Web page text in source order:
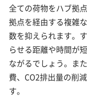
全ての荷物をハブ拠
拠点を経由する複雑
数を抑えられます。
らせる距離や時間が
ながるでしょう。ま
費、CO2排出量の削
す。